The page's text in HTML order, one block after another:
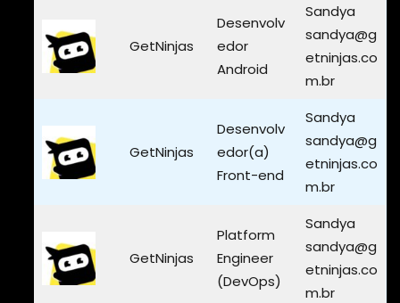
GetNinjas
Desenvolv
edor
Android
Sandya
sandya@g
etninjas.co
m.br
GetNinjas
Desenvolv
edor(a)
Front-end
Sandya
sandya@g
etninjas.co
m.br
GetNinjas
Platform
Engineer
(DevOps)
Sandya
sandya@g
etninjas.co
m.br